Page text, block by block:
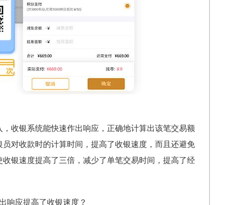
收银系统能快速作出响应，正确地计算出该笔交易额
对收款时的计算时间，提高了收银速度，而且还避免
银速度提高了三倍，减少了单笔交易时间，提高了经